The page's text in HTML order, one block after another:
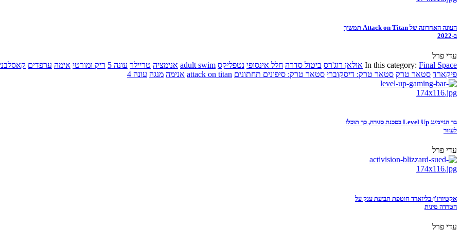
העונה האחרונה של Attack on Titan תמשיך
ב-2022
עדי פרל
In this category: Final Space אולאן רוג'רס ביטול סדרה חלל אינסופי נטפליקס adult swim אנימציה טריילר עונה 5 ריק ומורטי אימה ערפדים
פיקארד סטאר טרק סטאר טרק: דיסקוברי סטאר טרק: סיפונים תחתונים attack on titan אנימה מנגה עונה 4
בר הגיימינג Level Up בסכנת סגירה, כך תוכלו
לעזור
עדי פרל
אקטיוויז'ן-בליזארד חוטפת תביעת ענק על
הטרדה מינית
עדי פרל